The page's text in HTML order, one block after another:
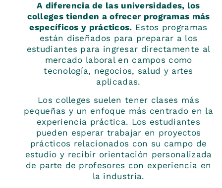
A diferencia de las universidades, los
colleges tienden a ofrecer programas más
específicos y prácticos. Estos programas
están diseñados para preparar a los
estudiantes para ingresar directamente al
mercado laboral en campos como
tecnología, negocios, salud y artes
aplicadas.
Los colleges suelen tener clases más
pequeñas y un enfoque más centrado en la
experiencia práctica. Los estudiantes
pueden esperar trabajar en proyectos
prácticos relacionados con su campo de
estudio y recibir orientación personalizada
de parte de profesores con experiencia en
la industria.